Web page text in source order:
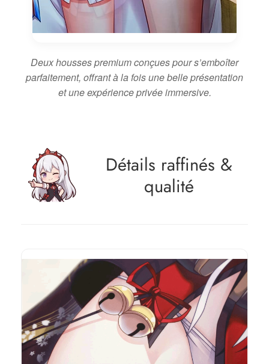
Deux housses premium conçues pour s’emboîter
parfaitement, offrant à la fois une belle présentation
et une expérience privée immersive.
Détails raffinés &
qualité